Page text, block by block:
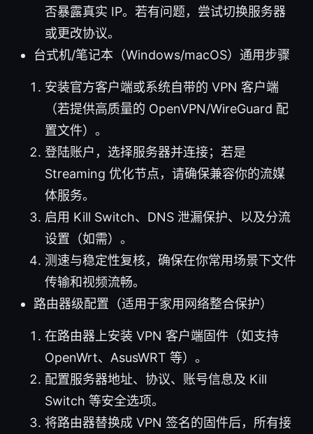
否暴露真实 IP。若有问题，尝试切换服务器
或更改协议。
台式机/笔记本（Windows/macOS）通用步骤
安装官方客户端或系统自带的 VPN 客户端
（若提供高质量的 OpenVPN/WireGuard 配
置文件）。
登陆账户，选择服务器并连接；若是
Streaming 优化节点，请确保兼容你的流媒
体服务。
启用 Kill Switch、DNS 泄漏保护、以及分流
设置（如需）。
测速与稳定性复核，确保在你常用场景下文件
传输和视频流畅。
路由器级配置（适用于家用网络整合保护）
在路由器上安装 VPN 客户端固件（如支持
OpenWrt、AsusWRT 等）。
配置服务器地址、协议、账号信息及 Kill
Switch 等安全选项。
将路由器替换成 VPN 签名的固件后，所有接